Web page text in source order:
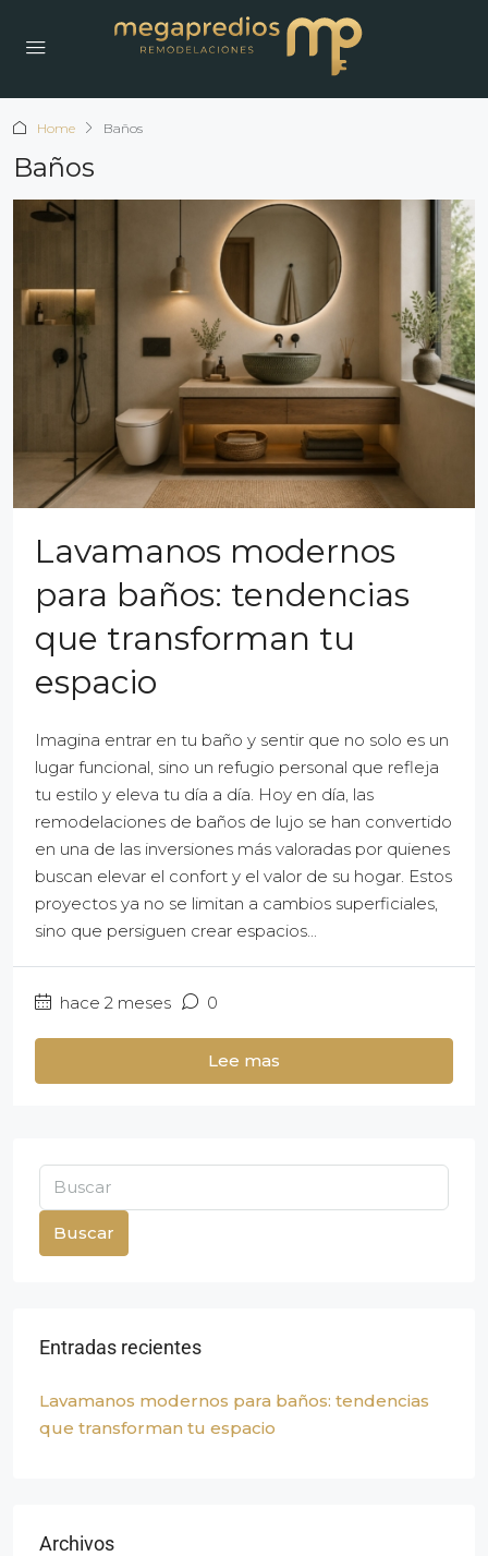
Home Baños
Baños
Lavamanos modernos
para baños: tendencias
que transforman tu
espacio
Imagina entrar en tu baño y sentir que no solo es un
lugar funcional, sino un refugio personal que refleja
tu estilo y eleva tu día a día. Hoy en día, las
remodelaciones de baños de lujo se han convertido
en una de las inversiones más valoradas por quienes
buscan elevar el confort y el valor de su hogar. Estos
proyectos ya no se limitan a cambios superficiales,
sino que persiguen crear espacios...
hace 2 meses 0
Lee mas
Buscar
Entradas recientes
Lavamanos modernos para baños: tendencias
que transforman tu espacio
Archivos